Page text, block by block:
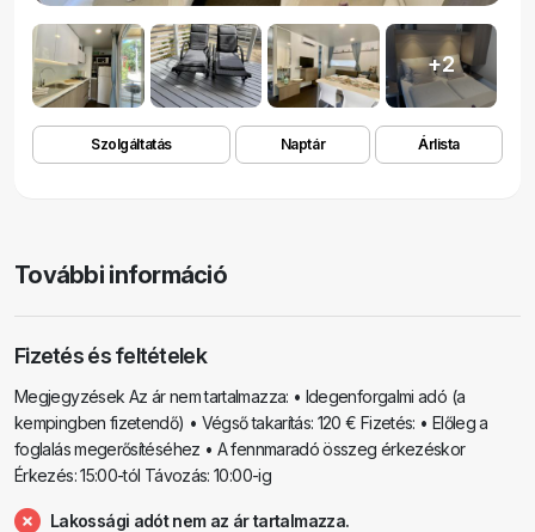
+2
Szolgáltatás Naptár Árlista
További információ
Fizetés és feltételek
Megjegyzések Az ár nem tartalmazza: • Idegenforgalmi adó (a
kempingben fizetendő) • Végső takarítás: 120 € Fizetés: • Előleg a
foglalás megerősítéséhez • A fennmaradó összeg érkezéskor
Érkezés: 15:00-tól Távozás: 10:00-ig
Lakossági adót nem az ár tartalmazza.